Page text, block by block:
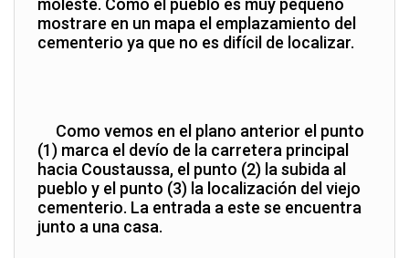
moleste. Como el pueblo es muy pequeño
mostrare en un mapa el emplazamiento del
cementerio ya que no es difícil de localizar.
Como vemos en el plano anterior el punto
(1) marca el devío de la carretera principal
hacia Coustaussa, el punto (2) la subida al
pueblo y el punto (3) la localización del viejo
cementerio. La entrada a este se encuentra
junto a una casa.